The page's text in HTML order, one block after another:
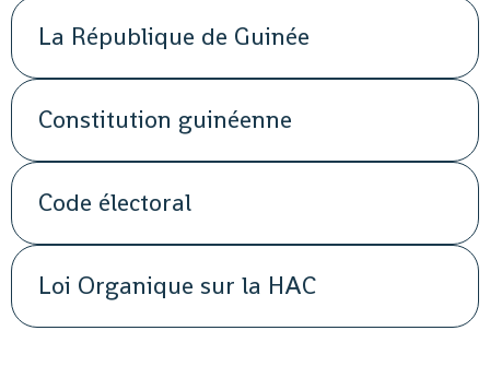
La République de Guinée
Constitution guinéenne
Code électoral
Loi Organique sur la HAC